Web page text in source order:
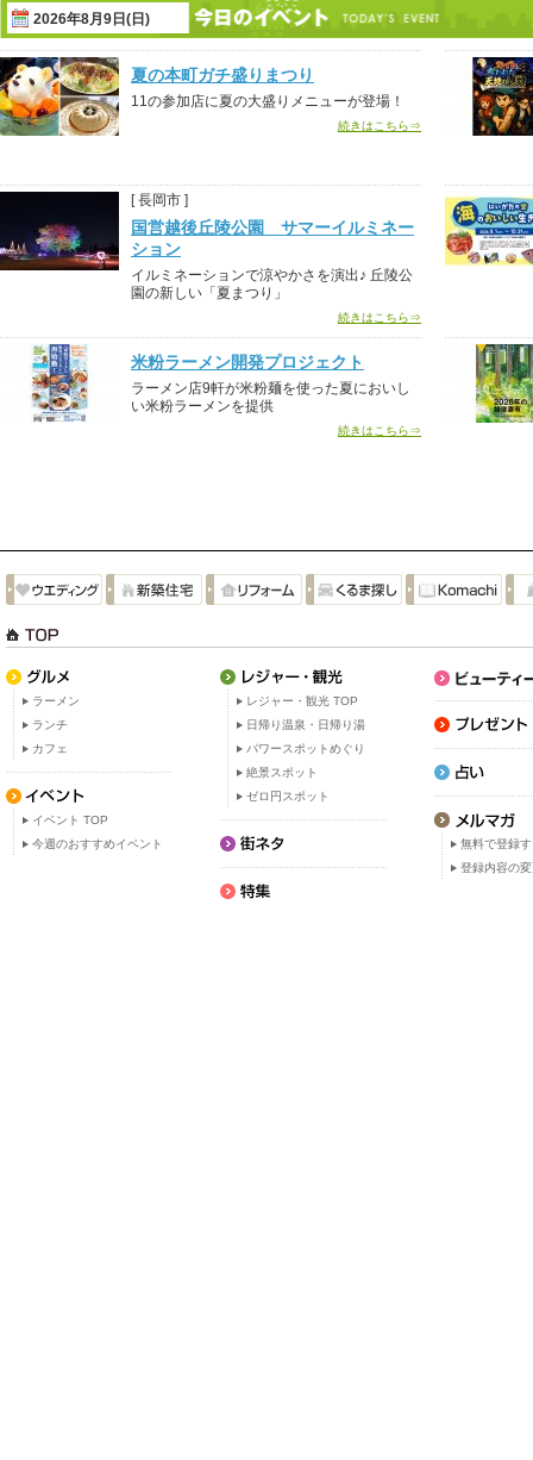
2026年8月9日(日)
夏の本町ガチ盛りまつり
11の参加店に夏の大盛りメニューが登場！
続きはこちら⇒
[ 長岡市 ]
国営越後丘陵公園 サマーイルミネー
ション
イルミネーションで涼やかさを演出♪ 丘陵公
園の新しい「夏まつり」
続きはこちら⇒
米粉ラーメン開発プロジェクト
ラーメン店9軒が米粉麺を使った夏においし
い米粉ラーメンを提供
続きはこちら⇒
ラーメン
ランチ
カフェ
イベント TOP
今週のおすすめイベント
レジャー・観光 TOP
日帰り温泉・日帰り湯
パワースポットめぐり
絶景スポット
ゼロ円スポット
無料で登録
登録内容の